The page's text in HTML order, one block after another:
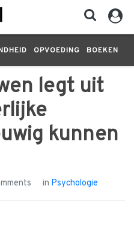
OPVOEDING BOEKEN
legt uit
kunnen
in Psychologie